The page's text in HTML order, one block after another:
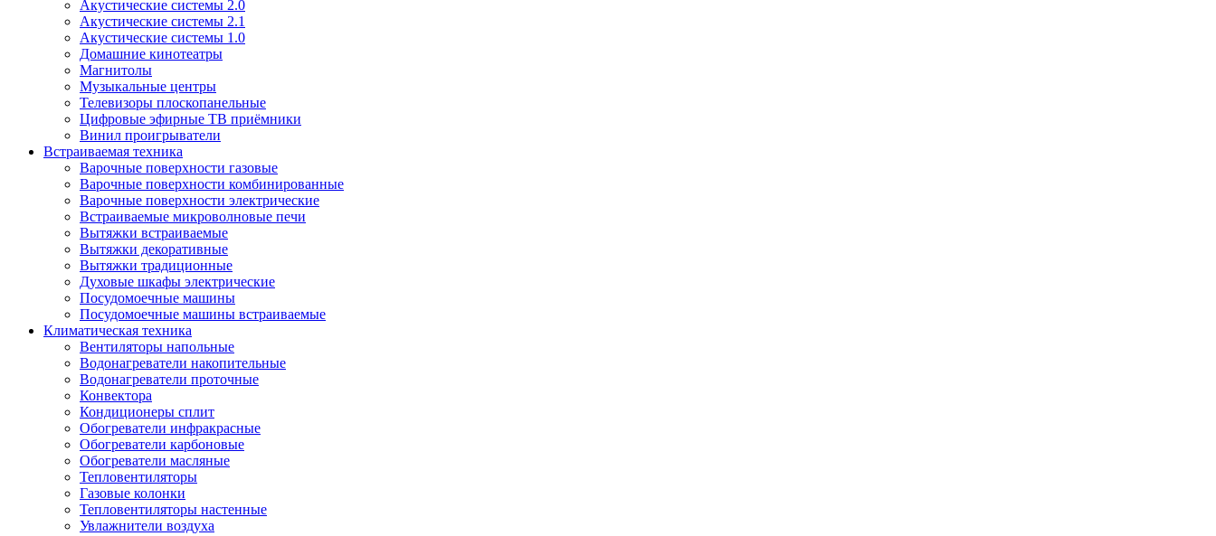
Акустические системы 2.0
Акустические системы 2.1
Акустические системы 1.0
Домашние кинотеатры
Магнитолы
Музыкальные центры
Телевизоры плоскопанельные
Цифровые эфирные ТВ приёмники
Винил проигрыватели
Встраиваемая техника
Варочные поверхности газовые
Варочные поверхности комбинированные
Варочные поверхности электрические
Встраиваемые микроволновые печи
Вытяжки встраиваемые
Вытяжки декоративные
Вытяжки традиционные
Духовые шкафы электрические
Посудомоечные машины
Посудомоечные машины встраиваемые
Климатическая техника
Вентиляторы напольные
Водонагреватели накопительные
Водонагреватели проточные
Конвектора
Кондиционеры сплит
Обогреватели инфракрасные
Обогреватели карбоновые
Обогреватели масляные
Тепловентиляторы
Газовые колонки
Тепловентиляторы настенные
Увлажнители воздуха